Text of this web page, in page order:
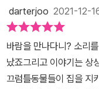
한 사막입니다. 과연 이
『어린 왕자』의 한 장면
마을은 또 어디일까요?
는 그림책, 바로 『바람을
darterjoo 2021-12-
바람을 만나다니? 소리
났죠그리고 이야기는 상
끄럼틀동물들이 집을 지